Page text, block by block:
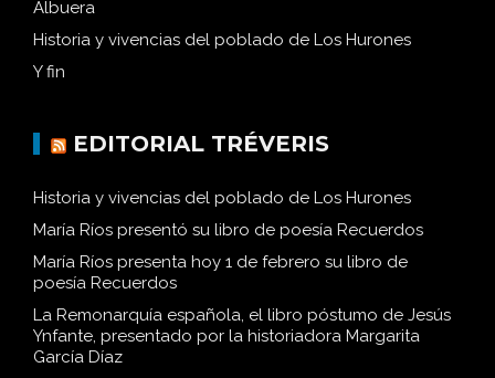
Albuera
Historia y vivencias del poblado de Los Hurones
Y fin
EDITORIAL TRÉVERIS
Historia y vivencias del poblado de Los Hurones
María Ríos presentó su libro de poesía Recuerdos
María Ríos presenta hoy 1 de febrero su libro de
poesía Recuerdos
La Remonarquía española, el libro póstumo de Jesús
Ynfante, presentado por la historiadora Margarita
García Díaz